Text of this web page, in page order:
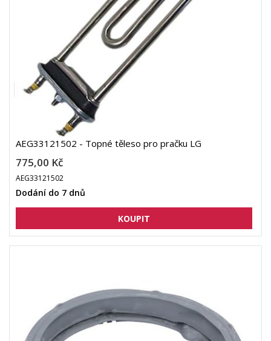
AEG33121502 - Topné těleso pro pračku LG
775,00 Kč
AEG33121502
Dodání do 7 dnů